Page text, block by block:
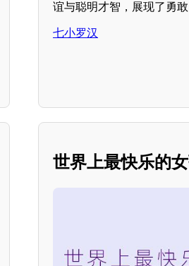
谊与聪明才智，展现了勇
七小罗汉
世界上最快乐的